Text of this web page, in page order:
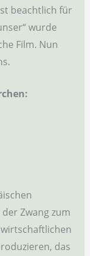
beachtlich für
wurde
Film. Nun
Zwang zum
das